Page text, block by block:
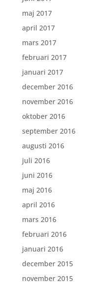
maj 2017
april 2017
mars 2017
februari 2017
januari 2017
december 2016
november 2016
oktober 2016
september 2016
augusti 2016
juli 2016
juni 2016
maj 2016
april 2016
mars 2016
februari 2016
januari 2016
december 2015
november 2015